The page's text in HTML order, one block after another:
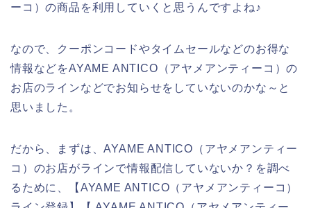
ーコ）の商品を利用していくと思うんですよね♪
なので、クーポンコードやタイムセールなどのお得な
情報などをAYAME ANTICO（アヤメアンティーコ）の
お店のラインなどでお知らせをしていないのかな～と
思いました。
だから、まずは、AYAME ANTICO（アヤメアンティー
コ）のお店がラインで情報配信していないか？を調べ
るために、【AYAME ANTICO（アヤメアンティーコ）